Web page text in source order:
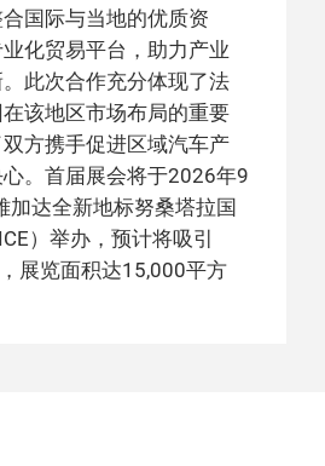
国际与当地的优质资
化贸易平台，助力产业
此次合作充分体现了法
该地区市场布局的重要
方携手促进区域汽车产
。首届展会将于2026年9
加达全新地标努桑塔拉国
）举办，预计将吸引
展览面积达15,000平方